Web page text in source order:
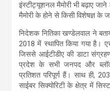
इंस्टीट्यूशनल मैमोरी भी बढ़ाए
मैमोरी के होने से किसी विशेषज्ञ के
निदेशक नितिका खण्डेलवाल ने
2018 में स्थापित किया गया है।
जिससे आईटीडीए की डाटा
प्रदेश के सभी जनपद और
प्रतिशत परिपूर्ण हैं। साथ ही,
साईबर सिक्योरिटी के क्षेत्र में